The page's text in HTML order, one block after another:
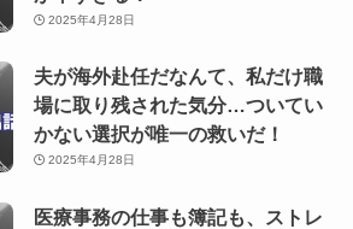
2025年4月28日
夫が海外赴任だなんて、私だけ職
場に取り残された気分…ついてい
かない選択が唯一の救いだ！
2025年4月28日
医療事務の仕事も簿記も、ストレ